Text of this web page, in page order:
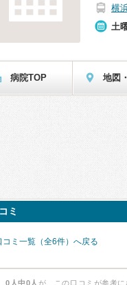
横
土
病院TOP 地図
ミ
コミ一覧（全6件）へ戻る
0人中0人 が、この口コミが参考